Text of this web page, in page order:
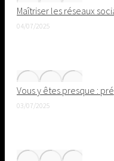
Maîtriser les réseaux
04/07/2025
Vous y êtes presque :
03/07/2025